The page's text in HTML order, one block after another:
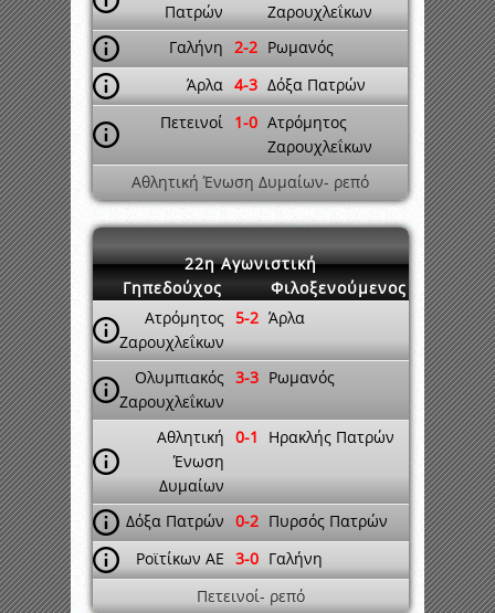
Πατρών
Ζαρουχλεΐκων
Γαλήνη 2-2 Ρωμανός
Άρλα 4-3 Δόξα Πατρών
Πετεινοί 1-0 Ατρόμητος
Ζαρουχλεΐκων
Αθλητική Ένωση Δυμαίων- ρεπό
22η Αγωνιστική
Γηπεδούχος
Φιλοξενούμενος
Ατρόμητος
Ζαρουχλεΐκων
5-2 Άρλα
Ολυμπιακός
Ζαρουχλεΐκων
3-3 Ρωμανός
Αθλητική
Ένωση
Δυμαίων
0-1 Ηρακλής Πατρών
Δόξα Πατρών 0-2 Πυρσός Πατρών
Ροϊτίκων ΑΕ 3-0 Γαλήνη
Πετεινοί- ρεπό